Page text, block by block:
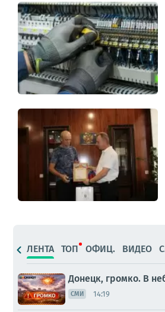
ЛЕНТА ТОП ОФИЦ. ВИДЕО
Донецк, громко. В
СМИ 14:19